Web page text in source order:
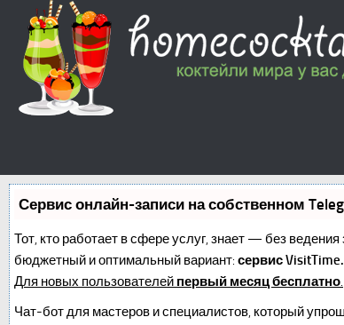
Сервис онлайн-записи на собственном
Тот, кто работает в сфере услуг, знает — без
бюджетный и оптимальный вариант: сервис VisitTime.
Для новых пользователей первый месяц бесплатно.
Чат-бот для мастеров и специалистов, который